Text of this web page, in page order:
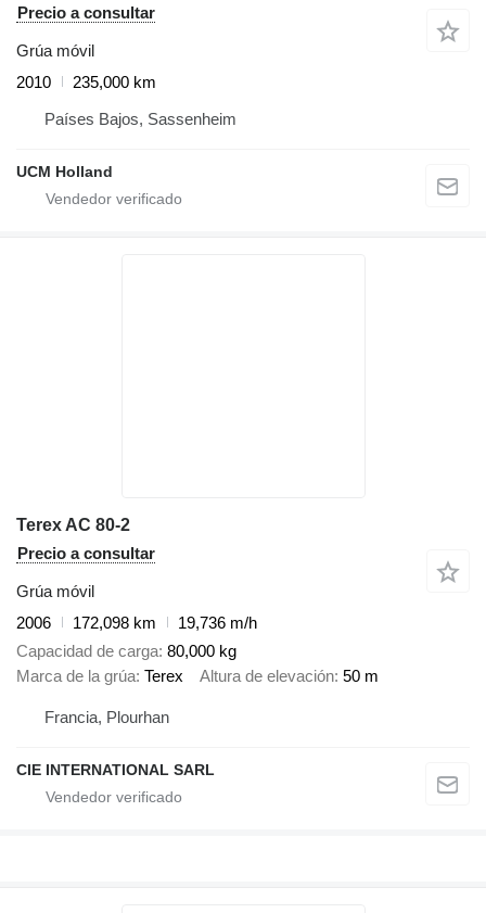
Precio a consultar
Grúa móvil
2010
235,000 km
Países Bajos, Sassenheim
UCM Holland
Terex AC 80-2
Precio a consultar
Grúa móvil
2006
172,098 km
19,736 m/h
Capacidad de carga 80,000 kg
Marca de la grúa Terex Altura de elevación 50 m
Francia, Plourhan
CIE INTERNATIONAL SARL